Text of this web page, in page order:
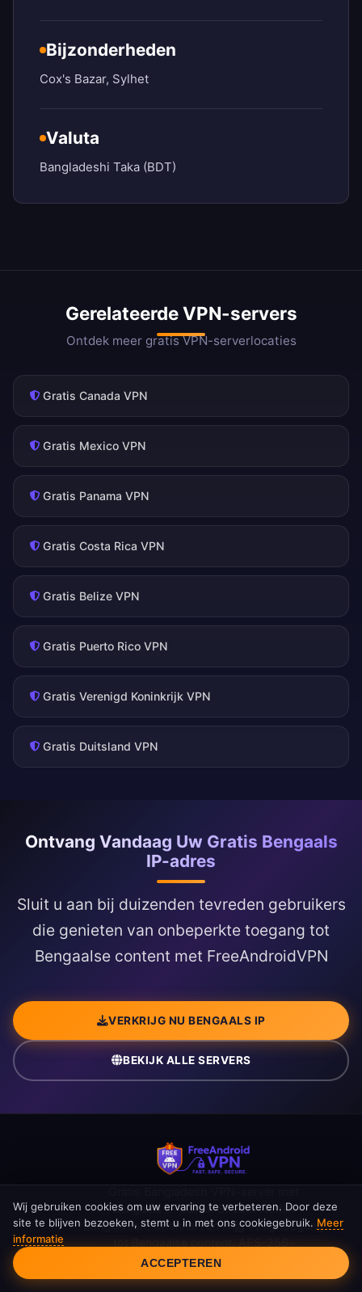
Bijzonderheden
Cox's Bazar, Sylhet
Valuta
Bangladeshi Taka (BDT)
Gerelateerde VPN-servers
Ontdek meer gratis VPN-serverlocaties
Gratis Canada VPN
Gratis Mexico VPN
Gratis Panama VPN
Gratis Costa Rica VPN
Gratis Belize VPN
Gratis Puerto Rico VPN
Gratis Verenigd Koninkrijk VPN
Gratis Duitsland VPN
Ontvang Vandaag Uw Gratis Bengaals
IP-adres
Sluit u aan bij duizenden tevreden gebruikers
die genieten van onbeperkte toegang tot
Bengaalse content met FreeAndroidVPN
VERKRIJG NU BENGAALS IP
BEKIJK ALLE SERVERS
Bengaals IP-adres. Stream Netflix
Bangladesh, Channel i en krijg veilig toegang
tot Bengaalse content. AES-256-
versleuteling, onbeperkte bandbreedte.
Cookietoestemming
Wij gebruiken cookies om uw ervaring te verbeteren. Door deze
site te blijven bezoeken, stemt u in met ons cookiegebruik. Meer
informatie
ACCEPTEREN